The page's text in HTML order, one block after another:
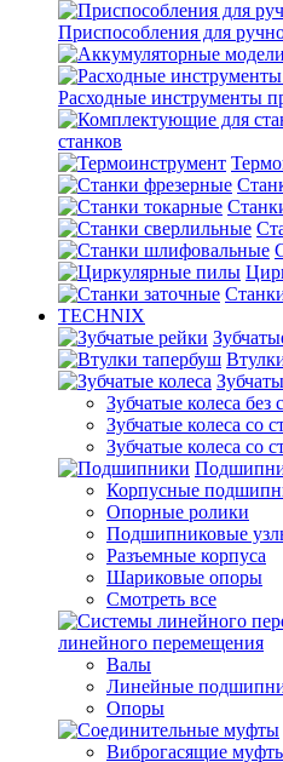
Приспособления для
Расходные инструменты
станков
TECHNIX
Зубчатые колеса без
Зубчатые колеса со
Зубчатые колеса со
Корпусные
Опорные ролики
Подшипниковые
Разъемные корпуса
Шариковые опоры
Смотреть все
линейного перемещения
Валы
Линейные
Опоры
Виброгасящие